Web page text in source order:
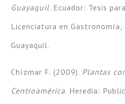
Guayaquil. Ecuador: Tesis
Licenciatura en Gastronomía,
Guayaquil.
Chízmar F. (2009). Plantas
Centroamérica. Heredia: